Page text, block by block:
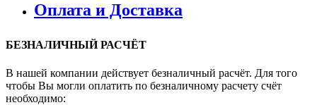
Оплата и Доставка
БЕЗНАЛИЧНЫЙ РАСЧЁТ
В нашей компании действует безналичный расчёт. Для того
чтобы Вы могли оплатить по безналичному расчету счёт
необходимо: